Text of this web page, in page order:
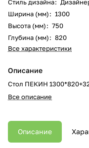
Стиль дизайна:
Ширина (мм): 1300
Высота (мм): 750
Глубина (мм): 820
Все характеристики
Описание
Стол ПЕКИН
Все описание
Описание